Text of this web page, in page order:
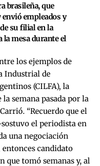
brasileña, que
empleados y
su filial en la
la mesa durante el
los ejemplos de
Industrial de
(CILFA), la
semana pasada por la
“Recuerdo que el
el periodista en
una negociación
candidato
que tomó semanas y, al